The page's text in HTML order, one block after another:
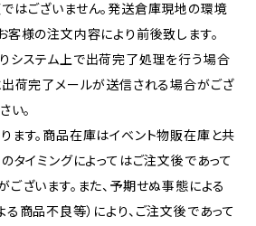
はございません。発送倉庫現地の環境
様の注文内容により前後致します。
システム上で出荷完了処理を行う場合
出荷完了メールが送信される場合がござ
い。
す。商品在庫はイベント物販在庫と共
タイミングによってはご注文後であって
ざいます。また、予期せぬ事態による
商品不良等）により、ご注文後であって